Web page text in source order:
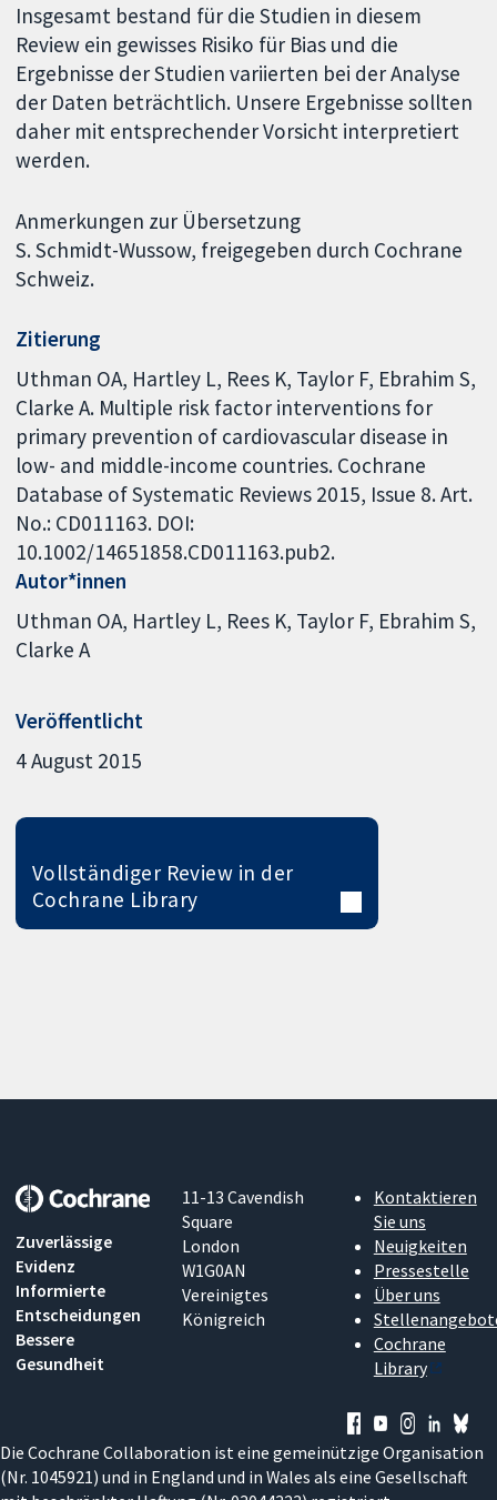
Insgesamt bestand für die Studien in diesem
Review ein gewisses Risiko für Bias und die
Ergebnisse der Studien variierten bei der Analyse
der Daten beträchtlich. Unsere Ergebnisse sollten
daher mit entsprechender Vorsicht interpretiert
werden.
Anmerkungen zur Übersetzung
S. Schmidt-Wussow, freigegeben durch Cochrane
Schweiz.
Zitierung
Uthman OA, Hartley L, Rees K, Taylor F, Ebrahim S,
Clarke A. Multiple risk factor interventions for
primary prevention of cardiovascular disease in
low- and middle-income countries. Cochrane
Database of Systematic Reviews 2015, Issue 8. Art.
No.: CD011163. DOI:
10.1002/14651858.CD011163.pub2.
Autor*innen
Uthman OA Hartley L Rees K Taylor F Ebrahim S
Clarke A
Veröffentlicht
4 August 2015
Vollständiger Review in der
Cochrane Library
Zuverlässige
Evidenz
Informierte
Entscheidungen
Bessere
Gesundheit
11-13 Cavendish
Square
London
W1G0AN
Vereinigtes
Königreich
Kontaktieren
Sie uns
Neuigkeiten
Pressestelle
Über uns
Cochrane
Library
Die Cochrane Collaboration ist eine gemeinützige Organisation
(Nr. 1045921) und in England und in Wales als eine Gesellschaft